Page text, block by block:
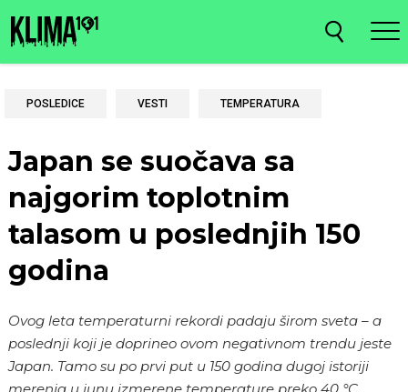
POSLEDICE VESTI TEMPERATURA
Japan se suočava sa
najgorim toplotnim
talasom u poslednjih 150
godina
Ovog leta temperaturni rekordi padaju širom sveta – a
poslednji koji je doprineo ovom negativnom trendu jeste
Japan. Tamo su po prvi put u 150 godina dugoj istoriji